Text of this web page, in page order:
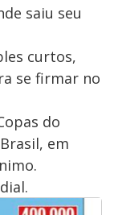
saiu seu
curtos,
se firmar no
do
em